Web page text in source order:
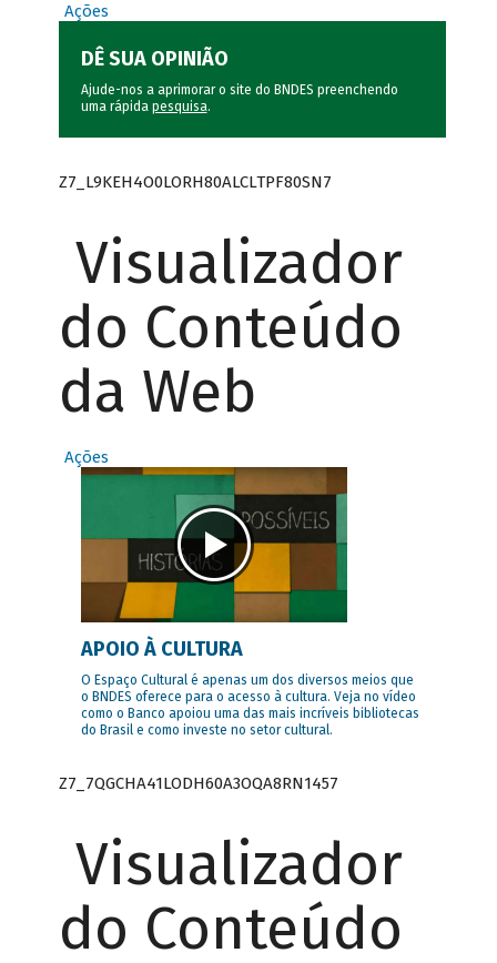
Ações
DÊ SUA OPINIÃO
Ajude-nos a aprimorar o site do BNDES preenchendo
uma rápida pesquisa.
Z7_L9KEH4O0LORH80ALCLTPF80SN7
Visualizador
do Conteúdo
da Web
Ações
APOIO À CULTURA
O Espaço Cultural é apenas um dos diversos meios que
o BNDES oferece para o acesso à cultura. Veja no vídeo
como o Banco apoiou uma das mais incríveis bibliotecas
do Brasil e como investe no setor cultural.
Z7_7QGCHA41LODH60A3OQA8RN1457
Visualizador
do Conteúdo